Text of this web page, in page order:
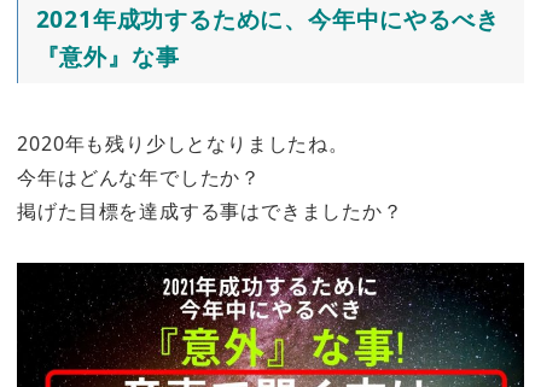
2021年成功するために、今年中にやるべき
『意外』な事
2020年も残り少しとなりましたね。
今年はどんな年でしたか？
掲げた目標を達成する事はできましたか？